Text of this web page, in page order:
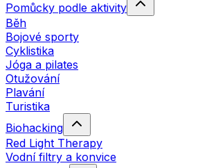
Pomůcky podle aktivity
Běh
Bojové sporty
Cyklistika
Jóga a pilates
Otužování
Plavání
Turistika
Biohacking
Red Light Therapy
Vodní filtry a konvice